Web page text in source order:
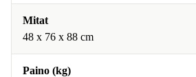
Mitat
48 x 76 x 88 cm
Paino (kg)